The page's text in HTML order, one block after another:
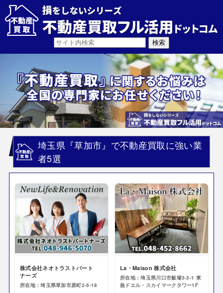
埼玉県『草加市』で不動産買取に強い業
者5選
株式会社ネオトラストパート
ナーズ
所在地：埼玉県草加市原町2-5-18
La・Maison 株式会社
所在地：埼玉県川口市飯塚3-3-1 東
急ドエル・スカイマークタワー1F